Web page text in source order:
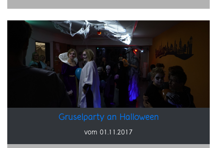
Gruselparty an Halloween
vom 01.11.2017